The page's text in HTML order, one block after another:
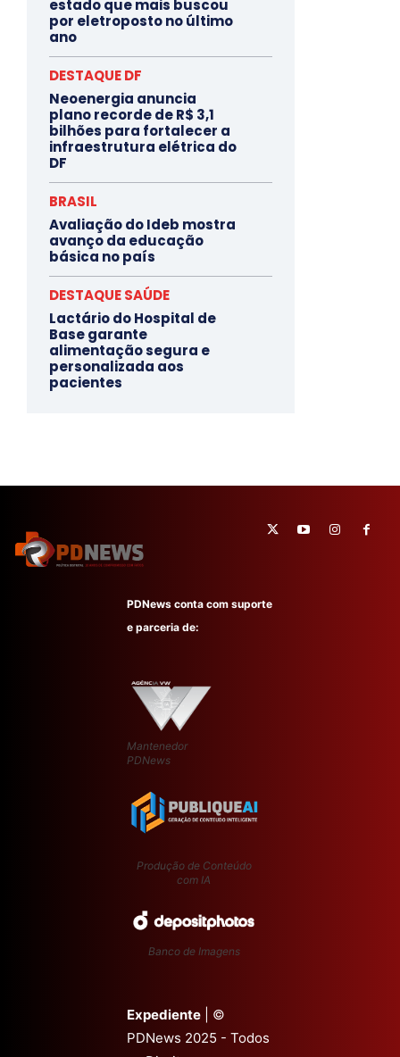
estado que mais buscou
por eletroposto no último
ano
DESTAQUE DF
Neoenergia anuncia
plano recorde de R$ 3,1
bilhões para fortalecer a
infraestrutura elétrica do
DF
BRASIL
Avaliação do Ideb mostra
avanço da educação
básica no país
DESTAQUE SAÚDE
Lactário do Hospital de
Base garante
alimentação segura e
personalizada aos
pacientes
PDNews conta com suporte
e parceria de:
Mantenedor
PDNews
Produção de Conteúdo
com IA
Banco de Imagens
Expediente | ©
PDNews 2025 - Todos